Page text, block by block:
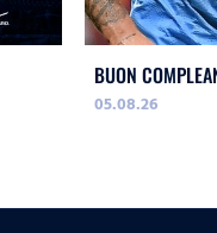
BUON
05.08.26